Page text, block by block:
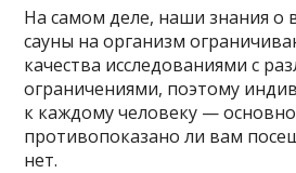
На самом деле, наши знания о
сауны на организм
качества исследованиями с
ограничениями, поэтому
к каждому человеку —
противопоказано ли вам
нет.